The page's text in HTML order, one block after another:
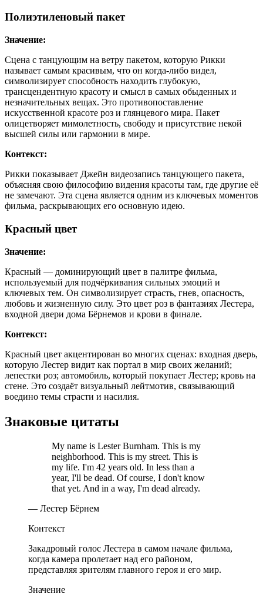
Полиэтиленовый пакет
Значение:
Сцена с танцующим на ветру пакетом, которую Рикки
называет самым красивым, что он когда-либо видел,
символизирует способность находить глубокую,
трансцендентную красоту и смысл в самых обыденных и
незначительных вещах. Это противопоставление
искусственной красоте роз и глянцевого мира. Пакет
олицетворяет мимолетность, свободу и присутствие некой
высшей силы или гармонии в мире.
Контекст:
Рикки показывает Джейн видеозапись танцующего пакета,
объясняя свою философию видения красоты там, где другие её
не замечают. Эта сцена является одним из ключевых моментов
фильма, раскрывающих его основную идею.
Красный цвет
Значение:
Красный — доминирующий цвет в палитре фильма,
используемый для подчёркивания сильных эмоций и
ключевых тем. Он символизирует страсть, гнев, опасность,
любовь и жизненную силу. Это цвет роз в фантазиях Лестера,
входной двери дома Бёрнемов и крови в финале.
Контекст:
Красный цвет акцентирован во многих сценах: входная дверь,
которую Лестер видит как портал в мир своих желаний;
лепестки роз; автомобиль, который покупает Лестер; кровь на
стене. Это создаёт визуальный лейтмотив, связывающий
воедино темы страсти и насилия.
Знаковые цитаты
My name is Lester Burnham. This is my
neighborhood. This is my street. This is
my life. I'm 42 years old. In less than a
year, I'll be dead. Of course, I don't know
that yet. And in a way, I'm dead already.
— Лестер Бёрнем
Контекст
Закадровый голос Лестера в самом начале фильма,
когда камера пролетает над его районом,
представляя зрителям главного героя и его мир.
Значение